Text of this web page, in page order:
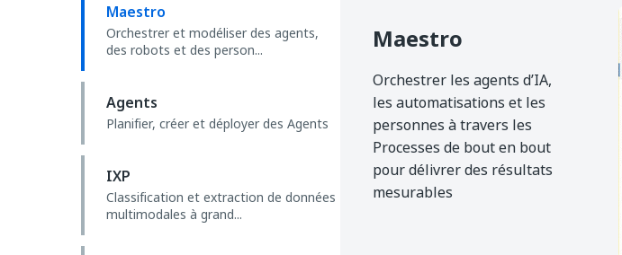
Maestro
Orchestrer et modéliser des agents,
des robots et des person...
Agents
Planifier, créer et déployer des Agents
IXP
Classification et extraction de données
multimodales à grand...
Maestro
Orchestrer les agents d’IA,
les automatisations et les
personnes à travers les
Processes de bout en bout
pour délivrer des résultats
mesurables